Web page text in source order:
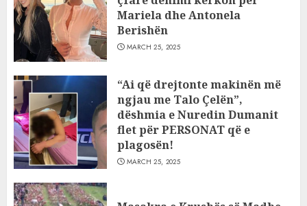
Mariela dhe Antonela
Berishën
MARCH 25, 2025
“Ai që drejtonte makinën më
ngjau me Talo Çelën”,
dëshmia e Nuredin Dumanit
flet për PERSONAT që e
plagosën!
MARCH 25, 2025